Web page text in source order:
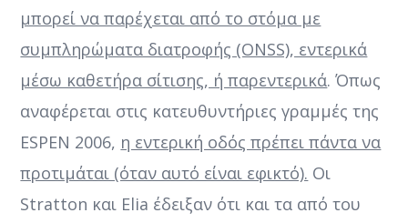
μπορεί να παρέχεται από το στόμα με
συμπληρώματα διατροφής (ONSS), εντερικά
μέσω καθετήρα σίτισης, ή παρεντερικά. Όπως
αναφέρεται στις κατευθυντήριες γραμμές της
ESPEN 2006, η εντερική οδός πρέπει πάντα να
προτιμάται (όταν αυτό είναι εφικτό). Οι
Stratton και Elia έδειξαν ότι και τα από του